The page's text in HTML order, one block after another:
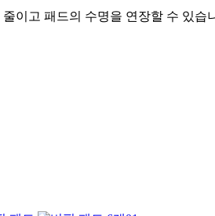
이고 패드의 수명을 연장할 수 있습